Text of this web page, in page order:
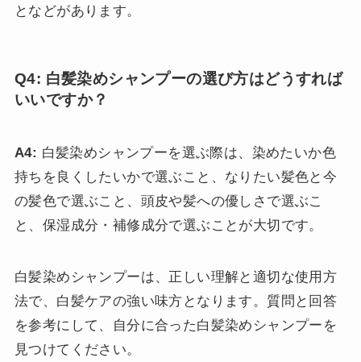
となどがあります。
Q4: 白髪染めシャンプーの選び方はどうすれば
いいですか？
A4: 白髪染めシャンプーを選ぶ際は、染めたいか色
持ちを良くしたいかで選ぶこと、なりたい髪色と今
の髪色で選ぶこと、頭皮や髪への優しさで選ぶこ
と、保湿成分・補修成分で選ぶことが大切です。
白髪染めシャンプーは、正しい理解と適切な使用方
法で、白髪ケアの強い味方となります。質問と回答
を参考にして、自分に合った白髪染めシャンプーを
見つけてください。